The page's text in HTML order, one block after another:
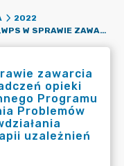
2022
OR.0050.5.2022_WPS W SPRAWIE ZAWARCIA UMOWY Z REALIZATOREM ŚWIADCZEŃ OPIEKI ZDROWOTNEJ W RAMACH GMINNEGO PROGRAMU PROFILKATYKI I ROZWIĄZYWANIA PROBLEMÓW ALKOHOLOWYCH ORAZ PRZECIWDZIAŁANIA NARKOMANII W ZAKRESIE TERAPII UZALEŻNIEŃ W ROKU 2022
zawarcia
opieki
Programu
Problemów
uzależnień